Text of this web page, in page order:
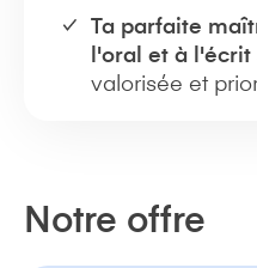
Ta parfaite
l'oral et à l'écrit
valorisée et
Notre offre